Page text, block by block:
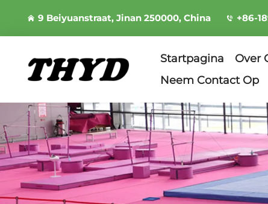
9 Beiyuanstraat, Jinan 250000, China +86-
Startpagina Over
Neem Contact Op